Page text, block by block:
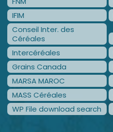
IFIM
Conseil Inter. des
Céréales
Intercéréales
Grains Canada
MARSA MAROC
MASS Céréales
WP File download search